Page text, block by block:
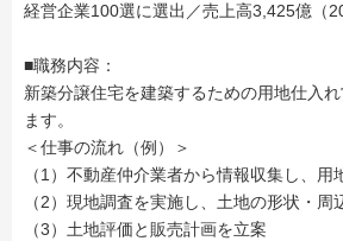
経営企業100選に選出／売上高3,425億（
■職務内容：
新築分譲住宅を建築するための用地仕入
ます。
＜仕事の流れ（例）＞
（1）不動産仲介業者から情報収集し、用
（2）現地調査を実施し、土地の形状・周
（3）土地評価と販売計画を立案